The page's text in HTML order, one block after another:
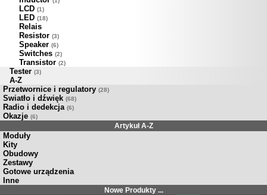
LCD (1)
LED (18)
Relais
Resistor (3)
Speaker (6)
Switches (2)
Transistor (2)
Tester (3)
A-Z
Przetwornice i regulatory (28)
Swiatło i dźwięk (68)
Radio i dedekcja (6)
Okazje (6)
Artykuł A-Z
Moduły
Kity
Obudowy
Zestawy
Gotowe urządzenia
Inne
Nowe Produkty ...